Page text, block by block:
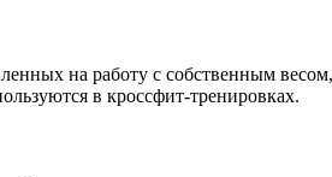
на работу с собственным
в кроссфит-тренировках.